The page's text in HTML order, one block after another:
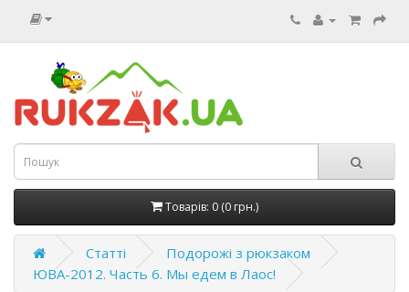
Товарів: 0 (0 грн.)
Статті
Подорожі з рюкзаком
ЮВА-2012. Часть 6. Мы едем в Лаос!